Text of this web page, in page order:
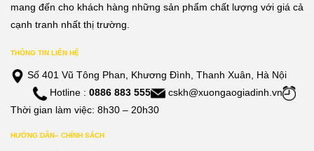
mang đến cho khách hàng những sản phẩm chất lượng với giá cả
cạnh tranh nhất thị trường.
THÔNG TIN LIÊN HỆ
Số 401 Vũ Tông Phan, Khương Đình, Thanh Xuân, Hà Nội
Hotline : 0886 883 555
cskh@xuongaogiadinh.vn
Thời gian làm việc: 8h30 – 20h30
HƯỚNG DẪN– CHÍNH SÁCH